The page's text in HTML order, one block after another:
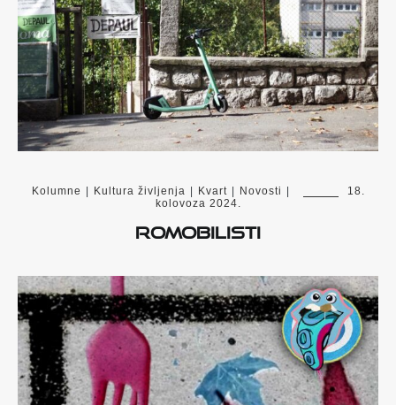
Kolumne Kultura življenja Kvart Novosti
18.
kolovoza 2024.
Romobilisti